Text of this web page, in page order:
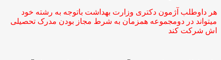
هر داوطلب آژمون دکتری وزارت بهداشت باتوجه به رشته خود
میتواند در دومجموعه همزمان به شرط مجاز بودن مدرک تحصیلی
اش شرکت کند